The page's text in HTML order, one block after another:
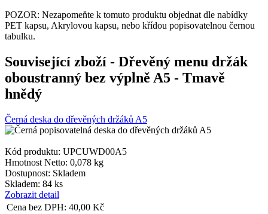
POZOR: Nezapomeňte k tomuto produktu objednat dle nabídky
PET kapsu, Akrylovou kapsu, nebo křídou popisovatelnou černou
tabulku.
Související zboží - Dřevěný menu držák
oboustranný bez výplně A5 - Tmavě
hnědý
Černá deska do dřevěných držáků A5
Kód produktu: UPCUWD00A5
Hmotnost Netto: 0,078 kg
Dostupnost: Skladem
Skladem: 84 ks
Zobrazit detail
Cena bez DPH: 40,00 Kč